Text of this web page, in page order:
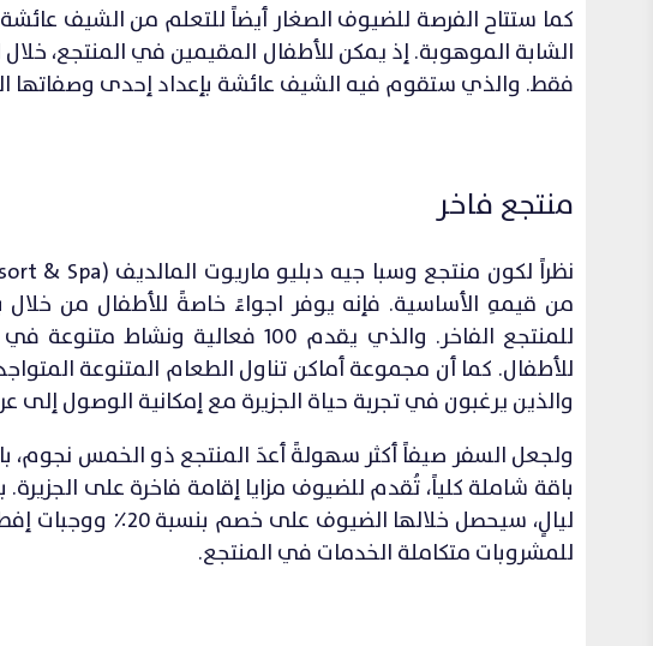
كما ستتاح الفرصة للضيوف الصغار أيضاً للتعلم من الشيف
الشابة الموهوبة. إذ يمكن للأطفال المقيمين في المنتجع،
فقط. والذي ستقوم فيه الشيف عائشة بإعداد إحدى وصفاتها
منتجع فاخر
للأطفال. كما أن مجموعة أماكن تناول الطعام المتنوعة
والذين يرغبون في تجربة حياة الجزيرة مع إمكانية الوصول
باقة شاملة كلياً، تُقدم للضيوف مزايا إقامة فاخرة على
ليالٍ، سيحصل خلالها
للمشروبات متكاملة الخدمات في المنتجع.